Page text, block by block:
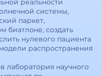
реальности
системы,
паркет,
биатлоне, создать
нулевого пациента
распространения
лаборатория научного